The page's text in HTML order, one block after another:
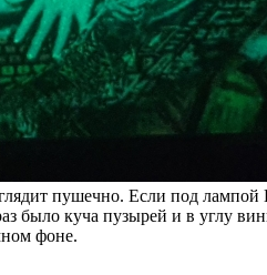
пушечно. Если под лампой
было куча пузырей и в углу
фоне.